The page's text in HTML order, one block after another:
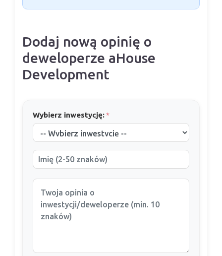
Dodaj nową opinię o
deweloperze aHouse
Development
Wybierz inwestycję:*